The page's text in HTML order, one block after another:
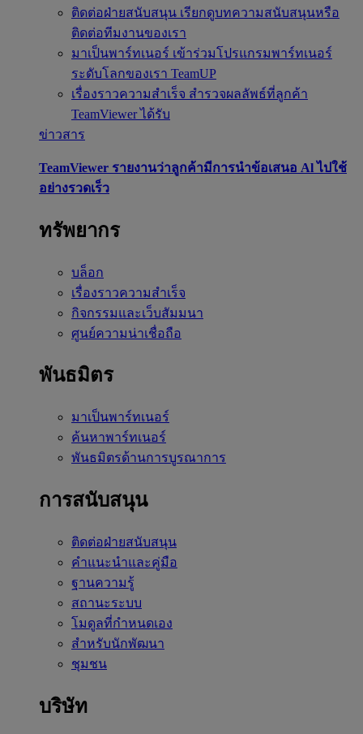
ติดต่อฝ่ายสนับสนุน เรียกดูบทความสนับสนุนหรือ
ติดต่อทีมงานของเรา
มาเป็นพาร์ทเนอร์ เข้าร่วมโปรแกรมพาร์ทเนอร์
ระดับโลกของเรา TeamUP
เรื่องราวความสำเร็จ สำรวจผลลัพธ์ที่ลูกค้า
TeamViewer ได้รับ
ข่าวสาร
TeamViewer รายงานว่าลูกค้ามีการนำข้อเสนอ Al ไปใช้
อย่างรวดเร็ว
ทรัพยากร
บล็อก
เรื่องราวความสำเร็จ
กิจกรรมและเว็บสัมมนา
ศูนย์ความน่าเชื่อถือ
พันธมิตร
มาเป็นพาร์ทเนอร์
ค้นหาพาร์ทเนอร์
พันธมิตรด้านการบูรณาการ
การสนับสนุน
ติดต่อฝ่ายสนับสนุน
คำแนะนำและคู่มือ
ฐานความรู้
สถานะระบบ
โมดูลที่กำหนดเอง
สำหรับนักพัฒนา
ชุมชน
บริษัท